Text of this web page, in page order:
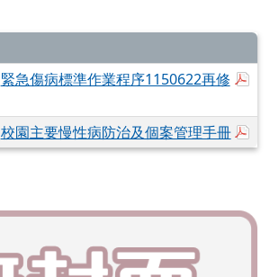
緊急傷病標準作業程序1150622再修
校園主要慢性病防治及個案管理手冊